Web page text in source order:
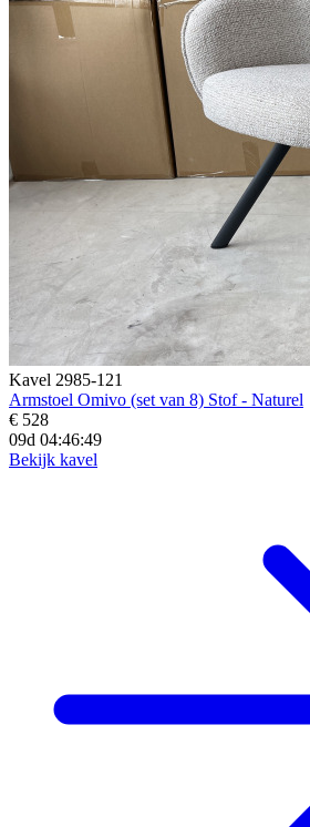
Kavel 2985-121
Armstoel Omivo (set van 8) Stof - Naturel
€ 528
09d 04:46:47
Bekijk kavel